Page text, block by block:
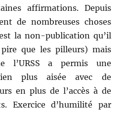
affirmations. Depuis
de nombreuses choses
la non-publication qu’il
que les pilleurs) mais
a permis une
plus aisée avec de
en plus de l’accès à de
Exercice d’humilité par